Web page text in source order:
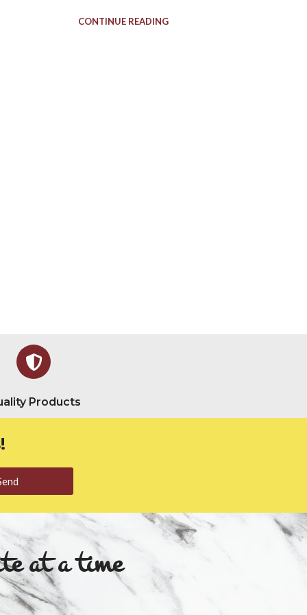
CONTINUE READING
Products
at a time